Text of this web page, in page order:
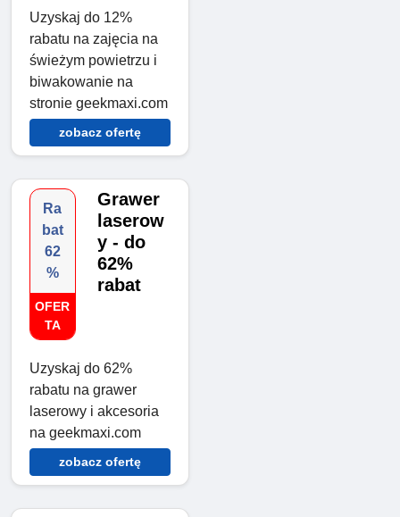
Uzyskaj do 12%
rabatu na zajęcia na
świeżym powietrzu i
biwakowanie na
stronie geekmaxi.com
zobacz ofertę
Ra
bat
62
%
OFER
TA
Grawer
laserow
y - do
62%
rabat
Uzyskaj do 62%
rabatu na grawer
laserowy i akcesoria
na geekmaxi.com
zobacz ofertę